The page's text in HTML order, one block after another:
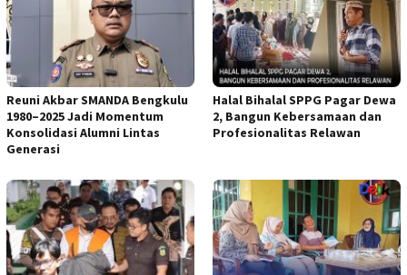
Reuni Akbar SMANDA Bengkulu
1980–2025 Jadi Momentum
Konsolidasi Alumni Lintas
Generasi
Halal Bihalal SPPG Pagar Dewa
2, Bangun Kebersamaan dan
Profesionalitas Relawan